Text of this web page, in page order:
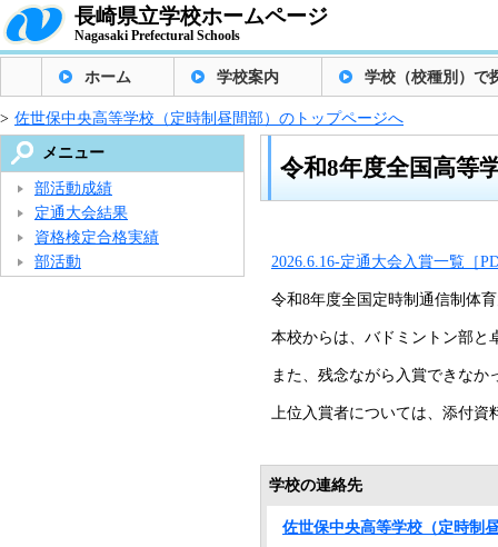
長崎県立学校ホームページ
Nagasaki Prefectural Schools
ホーム 学校案内 学校（校種別）で
> 佐世保中央高等学校（定時制昼間部）のトップページへ
令和8年度全国高等
2026.6.16-定通大会入賞一覧［
令和8年度全国定時制通信制体
本校からは、バドミントン部と
また、残念ながら入賞できな
上位入賞者については、添付資
学校の連絡先
佐世保中央高等学校（定時制
メニュー
部活動成績
定通大会結果
資格検定合格実績
部活動